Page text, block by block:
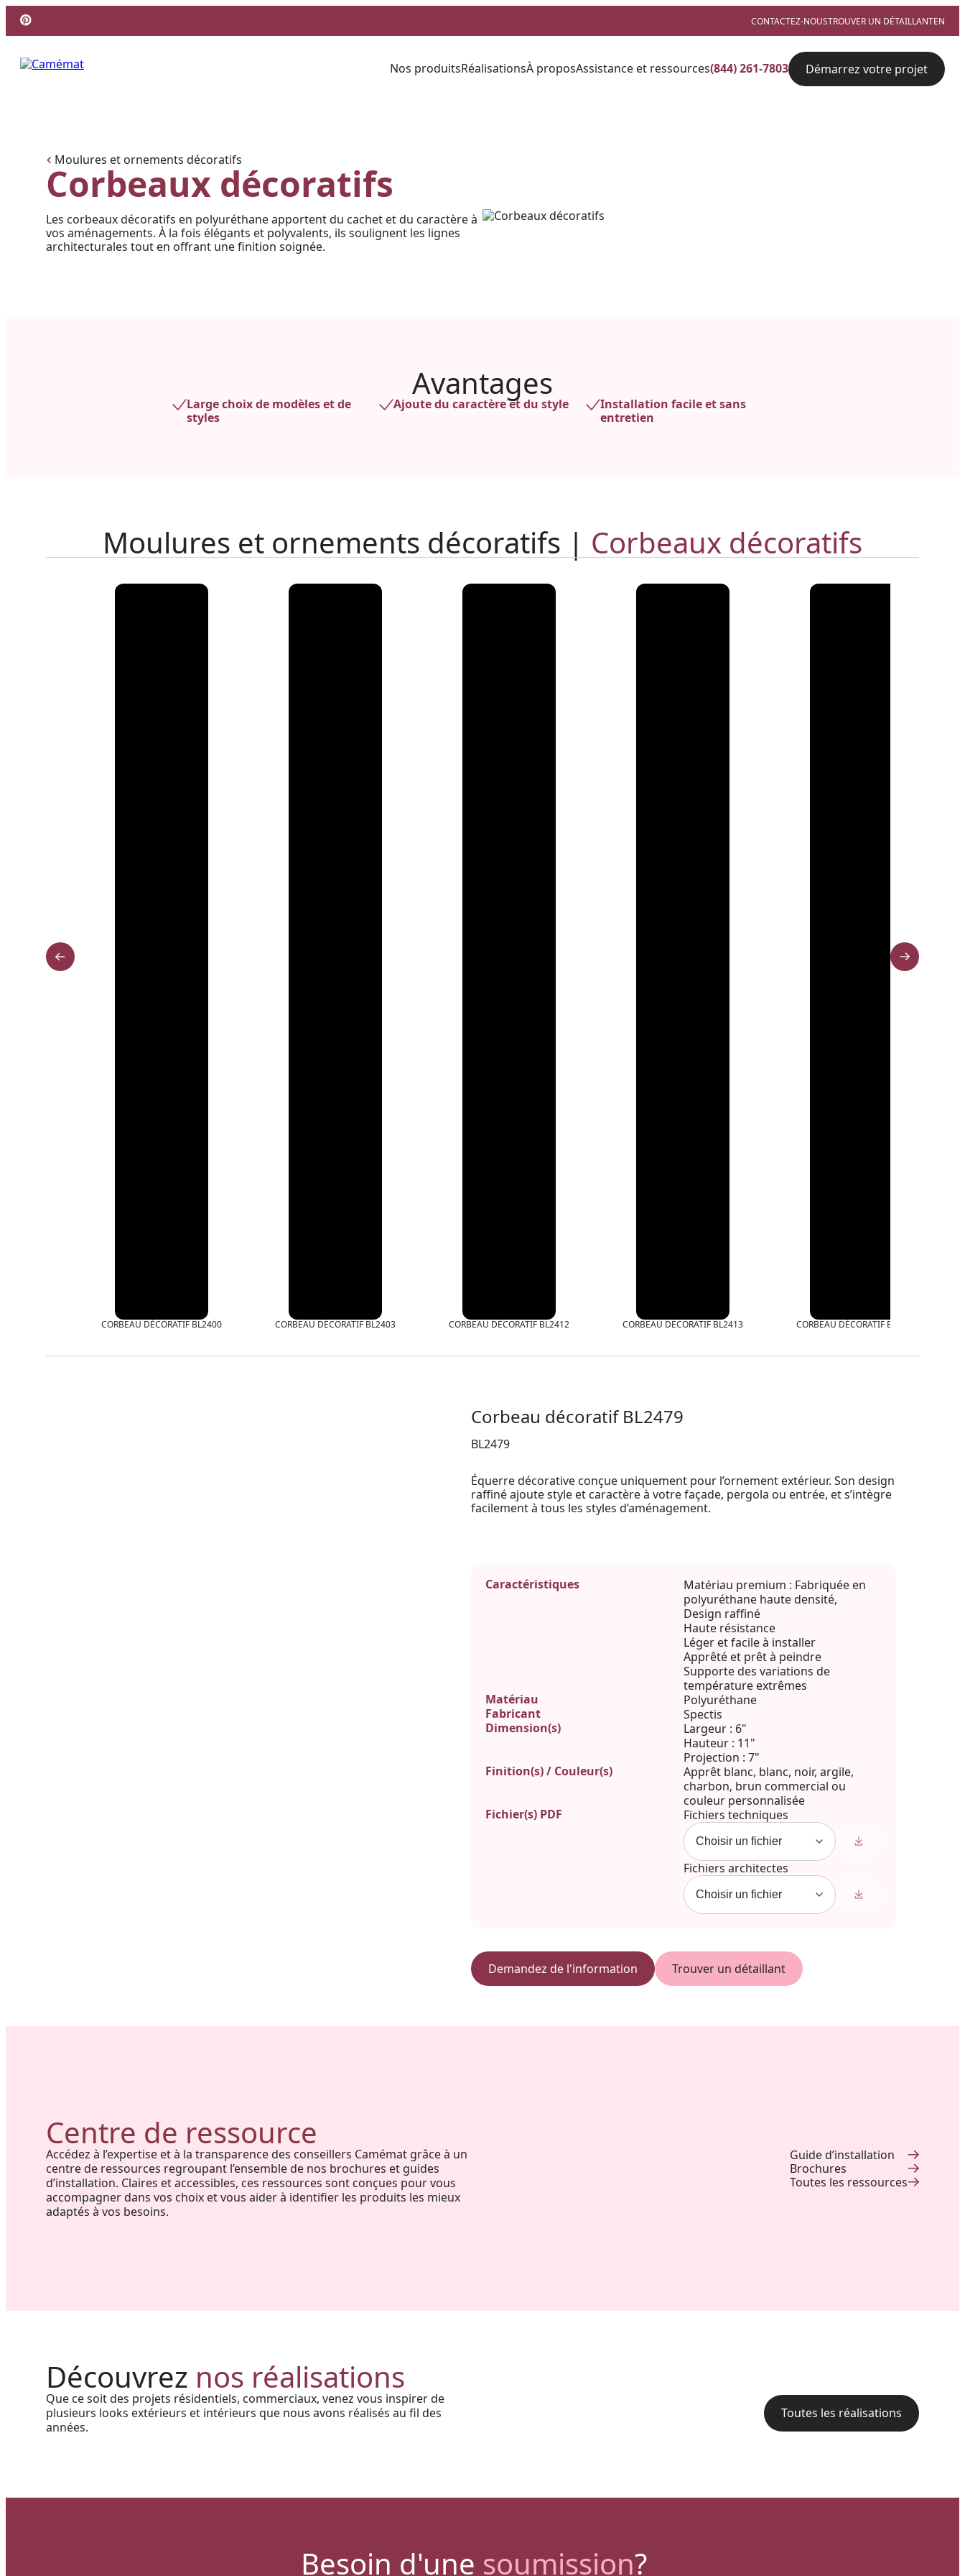
Facebook
Instagram
Pinterest CONTACTEZ-NOUSTROUVER UN DÉTAILLANTEN
Nos produitsRéalisationsÀ proposAssistance et ressources(844) 261-7803 Démarrez votre projet
Moulures et ornements décoratifs
Corbeaux décoratifs
Les corbeaux décoratifs en polyuréthane apportent du cachet et du caractère à
vos aménagements. À la fois élégants et polyvalents, ils soulignent les lignes
architecturales tout en offrant une finition soignée.
Avantages
Large choix de modèles et de
styles
Ajoute du caractère et du style
Installation facile et sans
entretien
Moulures et ornements décoratifs | Corbeaux décoratifs
CORBEAU DÉCORATIF BL2400 CORBEAU DÉCORATIF BL2403 CORBEAU DÉCORATIF BL2412 CORBEAU DÉCORATIF BL2413 CORBEAU DÉCORATIF BL2420
Corbeau décoratif BL2479
BL2479
Équerre décorative conçue uniquement pour l’ornement extérieur. Son design
raffiné ajoute style et caractère à votre façade, pergola ou entrée, et s’intègre
facilement à tous les styles d’aménagement.
Caractéristiques
Matériau premium : Fabriquée en
polyuréthane haute densité,
Design raffiné
Haute résistance
Léger et facile à installer
Apprêté et prêt à peindre
Supporte des variations de
température extrêmes
Matériau
Polyuréthane
Fabricant
Spectis
Dimension(s)
Largeur : 6"
Hauteur : 11"
Projection : 7"
Finition(s) / Couleur(s)
Apprêt blanc, blanc, noir, argile,
charbon, brun commercial ou
couleur personnalisée
Fichier(s) PDF
Fichiers techniques
Fichiers architectes
Demandez de l'information Trouver un détaillant
Centre de ressource
Accédez à l’expertise et à la transparence des conseillers Camémat grâce à un
centre de ressources regroupant l’ensemble de nos brochures et guides
d’installation. Claires et accessibles, ces ressources sont conçues pour vous
accompagner dans vos choix et vous aider à identifier les produits les mieux
adaptés à vos besoins.
Guide d’installation
Brochures
Toutes les ressources
Découvrez nos réalisations
Que ce soit des projets résidentiels, commerciaux, venez vous inspirer de
plusieurs looks extérieurs et intérieurs que nous avons réalisés au fil des
années.
Toutes les réalisations
Brunswick : Charme côtier et
durabilité absolue avec nos
rampes et colonnes en PVC
architectural prend vie grâce à
nos solutions haut de gamme
une terrasse polyvalente
Besoin d'une soumission?